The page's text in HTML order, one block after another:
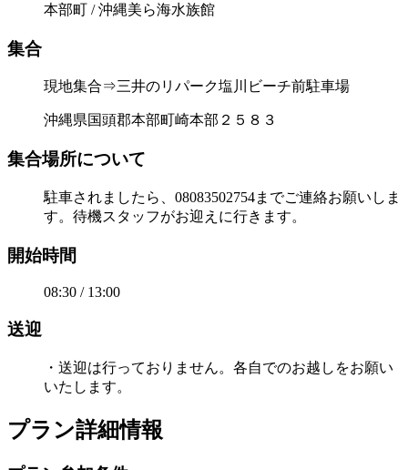
本部町 / 沖縄美ら海水族館
集合
現地集合⇒三井のリパーク塩川ビーチ前駐車場
沖縄県国頭郡本部町崎本部２５８３
集合場所について
駐車されましたら、08083502754までご連絡お願いしま
す。待機スタッフがお迎えに行きます。
開始時間
08:30 / 13:00
送迎
・送迎は行っておりません。各自でのお越しをお願い
いたします。
プラン詳細情報